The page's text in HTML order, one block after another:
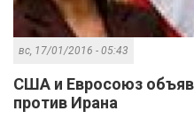
вс, 17/01/2016 - 05:43
США и Евросоюз
против Ирана